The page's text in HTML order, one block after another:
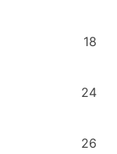
18
24
26